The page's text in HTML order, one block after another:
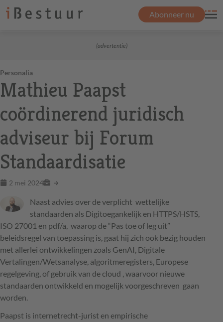
Abonneer nu
(advertentie)
Personalia
Mathieu Paapst
coördinerend juridisch
adviseur bij Forum
Standaardisatie
2 mei 2024
Naast advies over de verplicht wettelijke
standaarden als Digitoegankelijk en HTTPS/HSTS,
ISO 27001 en pdf/a, waarop de “Pas toe of leg uit”
beleidsregel van toepassing is, gaat hij zich ook bezig houden
met allerlei ontwikkelingen zoals GenAI, Digitale
Vertalingen/Wetsanalyse, algoritmeregisters, Europese
regelgeving, of gebruik van de cloud , waarvoor nieuwe
standaarden ontwikkeld en mogelijk voorgeschreven gaan
worden.
Paapst is internetrecht-jurist en empirische